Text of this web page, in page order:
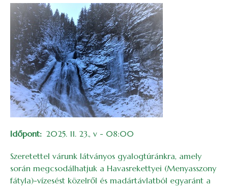
Időpont 2025. 11. 23., v - 08:00
Szeretettel várunk látványos gyalogtúránkra, amely
során megcsodálhatjuk a Havasrekettyei (Menyasszony
fátyla)-vízesést közelről és madártávlatból egyaránt a